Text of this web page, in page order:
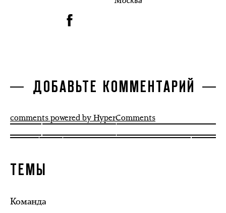
ДОБАВЬТЕ КОММЕНТАРИЙ
comments powered by HyperComments
ТЕМЫ
Команда